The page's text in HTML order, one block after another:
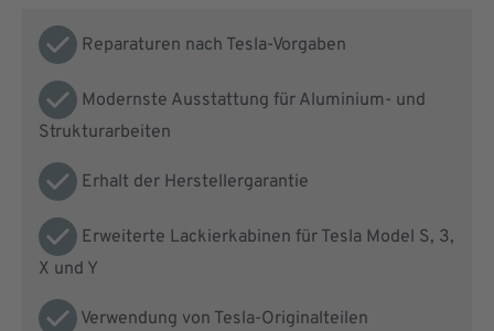
Reparaturen nach Tesla-Vorgaben
Modernste Ausstattung für Aluminium- und
Strukturarbeiten
Erhalt der Herstellergarantie
Erweiterte Lackierkabinen für Tesla Model S, 3,
X und Y
Verwendung von Tesla-Originalteilen